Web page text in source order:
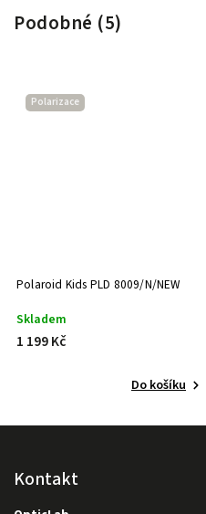
Podobné (5)
Polarizace
Polaroid Kids PLD 8009/N/NEW
Skladem
1 199 Kč
Do košíku
Kontakt